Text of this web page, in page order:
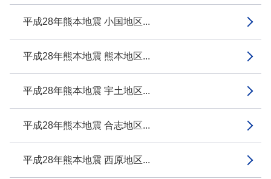
平成28年熊本地震 小国地区...
平成28年熊本地震 熊本地区...
平成28年熊本地震 宇土地区...
平成28年熊本地震 合志地区...
平成28年熊本地震 西原地区...